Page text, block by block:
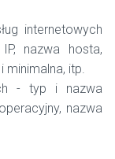
internetowych
nazwa hosta,
minimalna, itp.
- typ i nazwa
nazwa